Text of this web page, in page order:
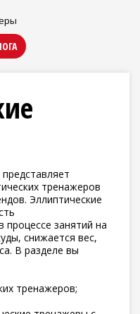
тренажеров
Эллиптические
занятий на
снижается вес,
В разделе вы
тренажеров;